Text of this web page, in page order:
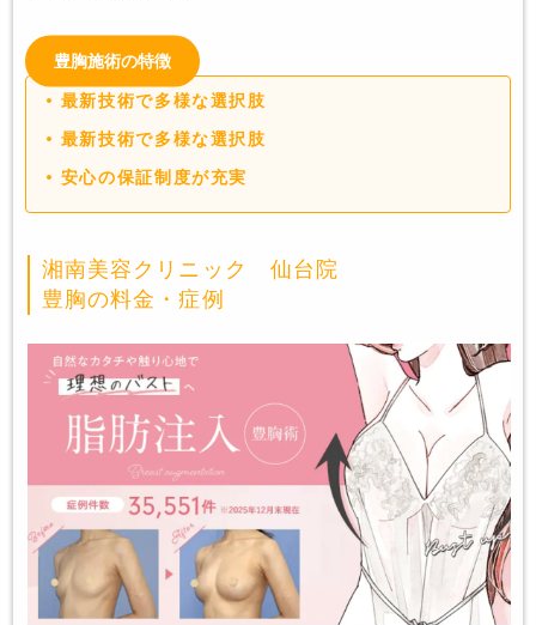
豊胸施術の特徴
最新技術で多様な選択肢
最新技術で多様な選択肢
安心の保証制度が充実
湘南美容クリニック 仙台院
豊胸の料金・症例